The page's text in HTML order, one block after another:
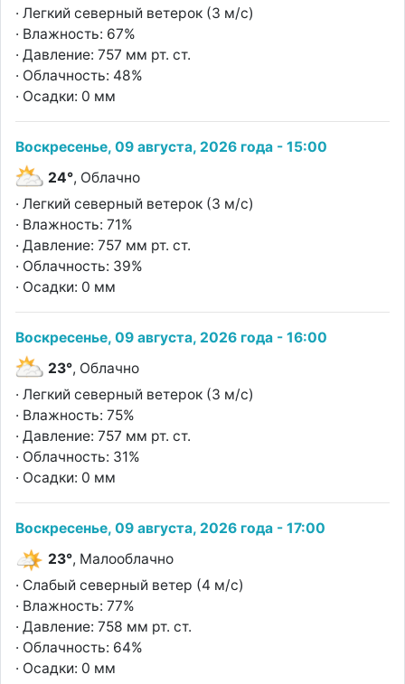
· Легкий северный ветерок (3 м/с)
· Влажность: 67%
· Давление: 757 мм рт. ст.
· Облачность: 48%
· Осадки: 0 мм
Воскресенье, 09 августа, 2026 года - 15:00
24°, Облачно
· Легкий северный ветерок (3 м/с)
· Влажность: 71%
· Давление: 757 мм рт. ст.
· Облачность: 39%
· Осадки: 0 мм
Воскресенье, 09 августа, 2026 года - 16:00
23°, Облачно
· Легкий северный ветерок (3 м/с)
· Влажность: 75%
· Давление: 757 мм рт. ст.
· Облачность: 31%
· Осадки: 0 мм
Воскресенье, 09 августа, 2026 года - 17:00
23°, Малооблачно
· Слабый северный ветер (4 м/с)
· Влажность: 77%
· Давление: 758 мм рт. ст.
· Облачность: 64%
· Осадки: 0 мм